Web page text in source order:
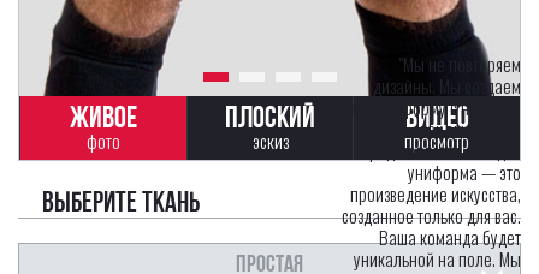
ЖИВОЕ
фото
ПЛОСКИЙ
эскиз
ВИДЕО
просмотр
Выберите ткань
ПРОСТАЯ
"Мы не повторяем
дизайны. Мы создаем
вашу униформу с нуля так,
как вы ее себе
представляете. Каждая
униформа — это
произведение искусства,
созданное только для вас.
Ваша команда будет
уникальной на поле. Мы